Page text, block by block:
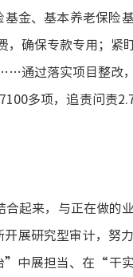
金、基本养老保险
确保专款专用；紧
通过落实项目整改
多项，追责问责
起来，与正在做的
展研究型审计，努
中展担当、在“干